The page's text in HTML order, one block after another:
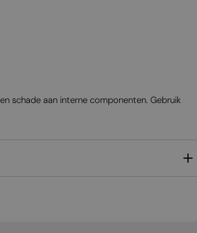
schade aan interne componenten. Gebruik